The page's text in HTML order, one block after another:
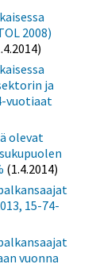
2008)
ja
vuotiaat
olevat
(1.4.2014)
15-74-
vuonna